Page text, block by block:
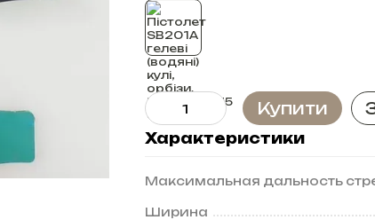
Купити
Характеристики
Максимальная дальность
Ширина